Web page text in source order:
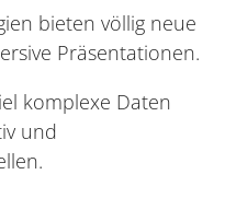
bieten völlig neue
Präsentationen.
komplexe Daten
und